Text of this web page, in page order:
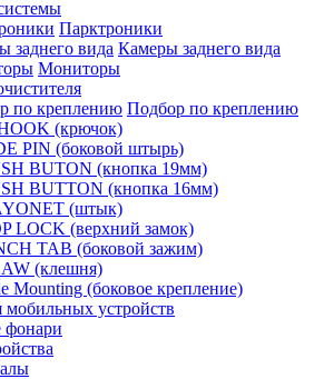
Парктроники
Камеры заднего вида
Мониторы
Подбор по креплению
(крючок)
PIN (боковой штырь)
BUTON (кнопка 19мм)
BUTTON (кнопка 16мм)
(штык)
LOCK (верхний замок)
TAB (боковой зажим)
(клешня)
Mounting (боковое крепление)
мобильных устройств
фонари